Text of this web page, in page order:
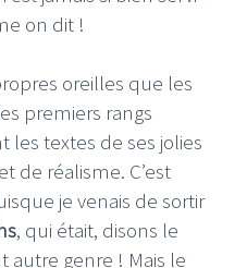
on dit !
oreilles que les
premiers rangs
les textes de ses jolies
de réalisme. C’est
je venais de sortir
, qui était, disons le
genre ! Mais le